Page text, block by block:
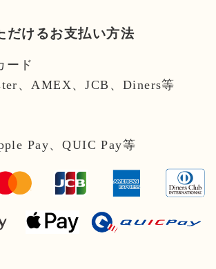
だけるお支払い方法
ード
、AMEX、JCB、Diners等
Pay、QUIC Pay等